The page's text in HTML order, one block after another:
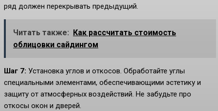
ряд должен перекрывать предыдущий.
Читать также:
Как рассчитать стоимость
облицовки сайдингом
Шаг 7: Установка углов и откосов. Обработайте углы
специальными элементами, обеспечивающими эстетику и
защиту от атмосферных воздействий. Не забудьте про
откосы окон и дверей.